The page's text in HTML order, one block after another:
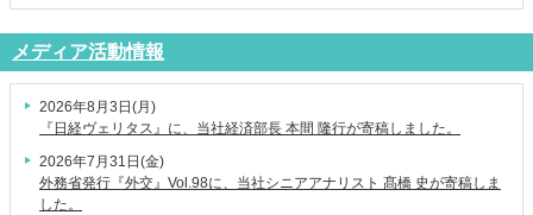
メディア活動情報
2026年8月3日(月)
『日経ヴェリタス』に、当社経済部長 本間 隆行が寄稿しました。
2026年7月31日(金)
外務省発行『外交』Vol.98に、当社シニアアナリスト 髙橋 史が寄稿しま
した。